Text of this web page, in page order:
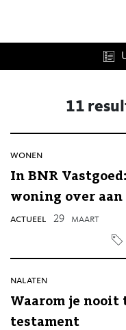
11
wonen
In BNR
woning over aan
actueel 29 maart
nalaten
Waarom je nooit
testament